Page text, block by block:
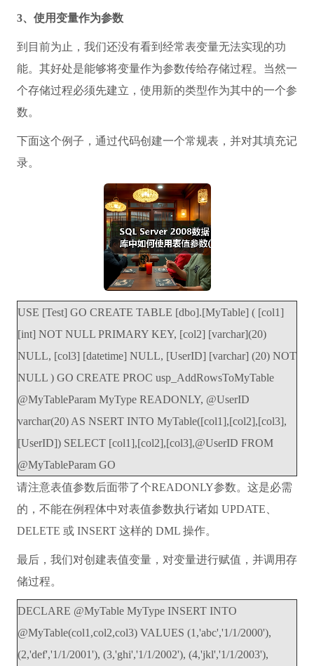
3、使用变量作为参数
到目前为止，我们还没有看到经常表变量无法实现的功
能。其好处是能够将变量作为参数传给存储过程。当然一
个存储过程必须先建立，使用新的类型作为其中的一个参
数。
下面这个例子，通过代码创建一个常规表，并对其填充记
录。
USE [Test] GO CREATE TABLE [dbo].[MyTable] ( [col1]
[int] NOT NULL PRIMARY KEY, [col2] [varchar](20)
NULL, [col3] [datetime] NULL, [UserID] [varchar] (20) NOT
NULL ) GO CREATE PROC usp_AddRowsToMyTable
@MyTableParam MyType READONLY, @UserID
varchar(20) AS NSERT INTO MyTable([col1],[col2],[col3],
[UserID]) SELECT [col1],[col2],[col3],@UserID FROM
@MyTableParam GO
请注意表值参数后面带了个READONLY参数。这是必需
的，不能在例程体中对表值参数执行诸如 UPDATE、
DELETE 或 INSERT 这样的 DML 操作。
最后，我们对创建表值变量，对变量进行赋值，并调用存
储过程。
DECLARE @MyTable MyType INSERT INTO
@MyTable(col1,col2,col3) VALUES (1,'abc','1/1/2000'),
(2,'def','1/1/2001'), (3,'ghi','1/1/2002'), (4,'jkl','1/1/2003'),